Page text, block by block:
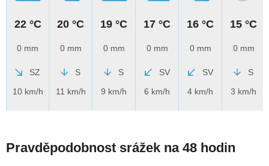
22 °C
0 mm
SZ
10 km/h
20 °C
0 mm
S
11 km/h
19 °C
0 mm
S
9 km/h
17 °C
0 mm
SV
6 km/h
16 °C
0 mm
SV
4 km/h
15 °C
0 mm
S
3 km/h
Pravděpodobnost srážek na 48 hodin